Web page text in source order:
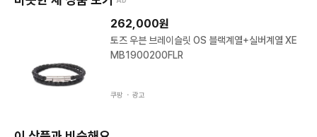
262,000원
토즈 우븐 브레이슬릿 OS 블랙계열+실버계열 XE
MB1900200FLR
쿠팡 ・ 광고